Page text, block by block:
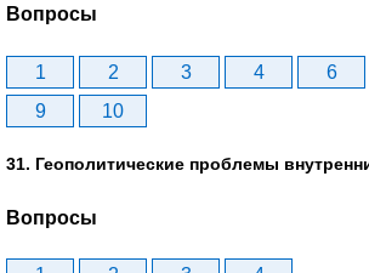
Вопросы
1 2 3 4 6
9
10
31. Геополитические проблемы
Вопросы